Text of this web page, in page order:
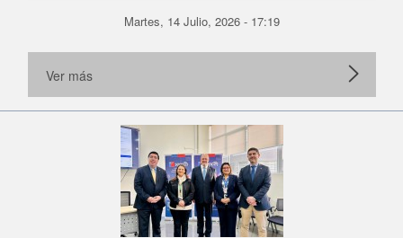
Martes, 14 Julio, 2026 - 17:19
Ver más